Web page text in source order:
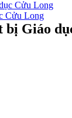
Cửu Long
bị Giáo